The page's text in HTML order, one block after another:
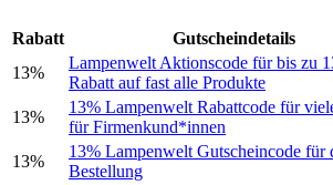
Rabatt Gutscheindetails
13%
Lampenwelt Aktionscode für bis zu
Rabatt auf fast alle Produkte
13%
13% Lampenwelt Rabattcode für
für Firmenkund*innen
13%
13% Lampenwelt Gutscheincode für
Bestellung